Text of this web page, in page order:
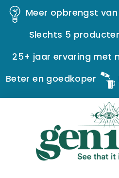
Meer opbrengst
Slechts 5
25+ jaar ervaring met
Beter en goedkoper